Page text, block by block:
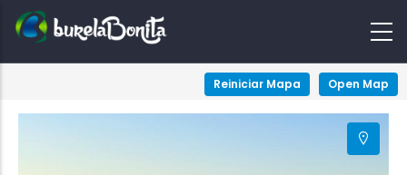
Reiniciar Mapa Open Map